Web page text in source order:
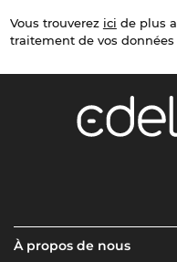
Vous trouverez ici de plus
traitement de vos
À propos de nous